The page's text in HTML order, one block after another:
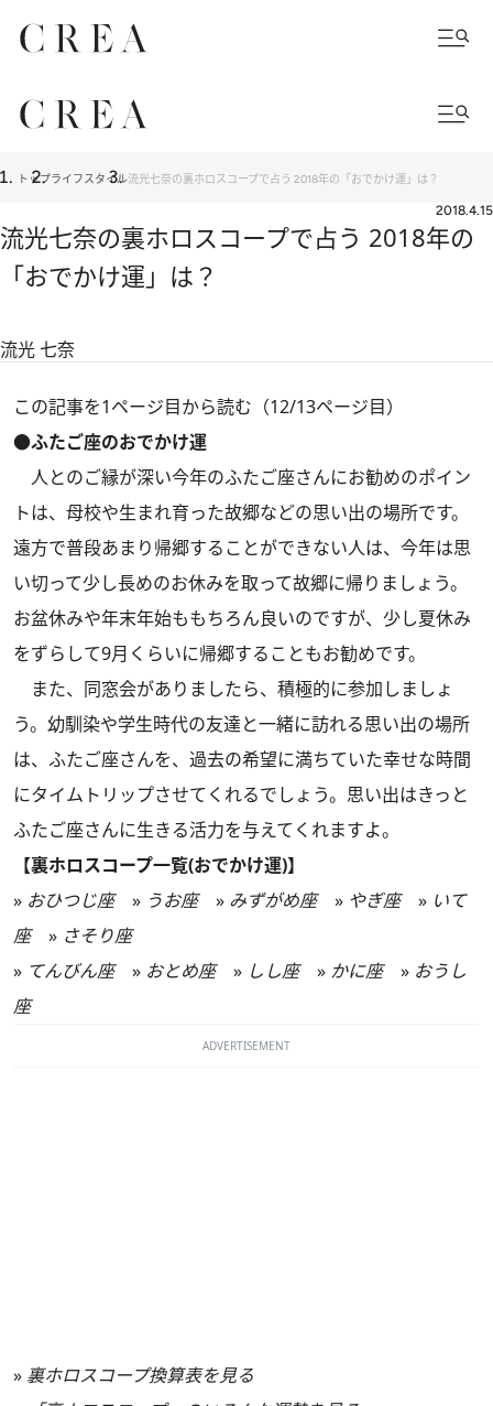
トップライフスタイル流光七奈の裏ホロスコープで占う 2018年の「おでかけ運」は？
2018.4.15
流光七奈の裏ホロスコープで占う 2018年の
「おでかけ運」は？
流光 七奈
この記事を1ページ目から読む（12/13ページ目）
●ふたご座のおでかけ運
人とのご縁が深い今年のふたご座さんにお勧めのポイン
トは、母校や生まれ育った故郷などの思い出の場所です。
遠方で普段あまり帰郷することができない人は、今年は思
い切って少し長めのお休みを取って故郷に帰りましょう。
お盆休みや年末年始ももちろん良いのですが、少し夏休み
をずらして9月くらいに帰郷することもお勧めです。
また、同窓会がありましたら、積極的に参加しましょ
う。幼馴染や学生時代の友達と一緒に訪れる思い出の場所
は、ふたご座さんを、過去の希望に満ちていた幸せな時間
にタイムトリップさせてくれるでしょう。思い出はきっと
ふたご座さんに生きる活力を与えてくれますよ。
【裏ホロスコープ一覧(おでかけ運)】
» おひつじ座» うお座» みずがめ座» やぎ座» いて
座» さそり座
» てんびん座» おとめ座» しし座» かに座» おうし
座
ADVERTISEMENT
» 裏ホロスコープ換算表を見る